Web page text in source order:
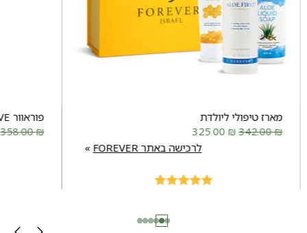
מארז טיפולי ליולדת
342.00₪
325.00 ₪
לרכישה באתר FOREVER
פוראוור MOVE
358.00₪